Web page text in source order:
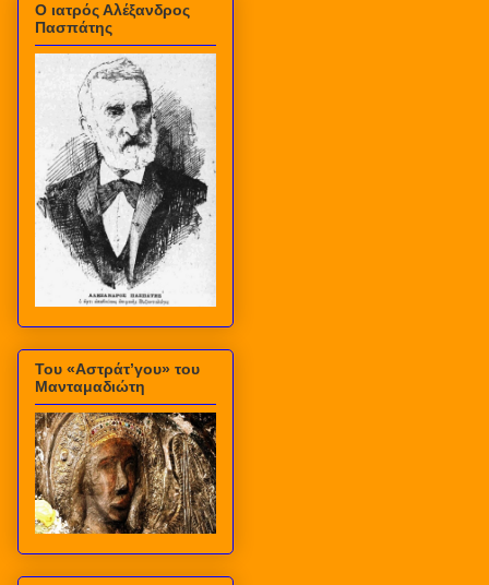
Ο ιατρός Αλέξανδρος
Πασπάτης
Του «Αστράτ’γου» του
Μανταμαδιώτη